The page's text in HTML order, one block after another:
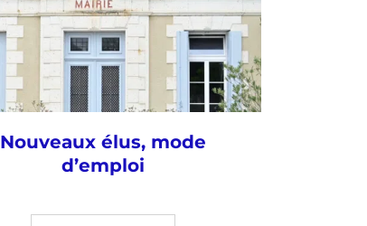
Nouveaux élus, mode
d’emploi